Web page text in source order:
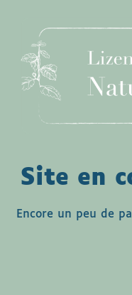
Site en
Encore un peu de